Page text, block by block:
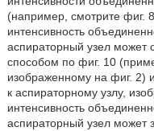
(например, смотрите фиг.
интенсивность
аспираторный узел может
способом по фиг. 10
изображенному на фиг. 2)
к аспираторному узлу,
интенсивность
аспираторный узел может